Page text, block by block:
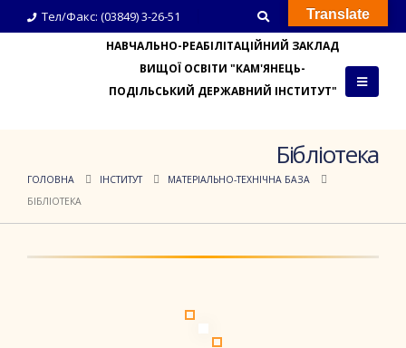
Тел/Факс: (03849) 3-26-51
НАВЧАЛЬНО-РЕАБІЛІТАЦІЙНИЙ ЗАКЛАД
ВИЩОЇ ОСВІТИ "КАМ'ЯНЕЦЬ-
ПОДІЛЬСЬКИЙ ДЕРЖАВНИЙ ІНСТИТУТ"
Бібліотека
ГОЛОВНА ІНСТИТУТ
МАТЕРІАЛЬНО-ТЕХНІЧНА БАЗА
БІБЛІОТЕКА
Translate